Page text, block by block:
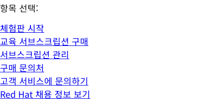
항목 선택:
체험판 시작
교육 서브스크립션 구매
서브스크립션 관리
구매 문의처
고객 서비스에 문의하기
Red Hat 채용 정보 보기